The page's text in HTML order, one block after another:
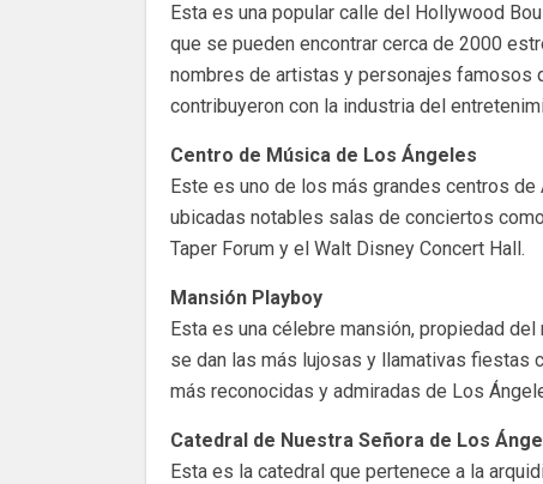
Esta es una popular calle del Hollywood
que se pueden encontrar cerca de 2000
nombres de artistas y personajes famosos
contribuyeron con la industria del
Centro de Música de Los Ángeles
Este es uno de los más grandes centros
ubicadas notables salas de conciertos
Taper Forum y el Walt Disney Concert Hall.
Mansión Playboy
Esta es una célebre mansión, propiedad
se dan las más lujosas y llamativas fiestas
más reconocidas y admiradas de Los
Catedral de Nuestra Señora de Los
Esta es la catedral que pertenece a la